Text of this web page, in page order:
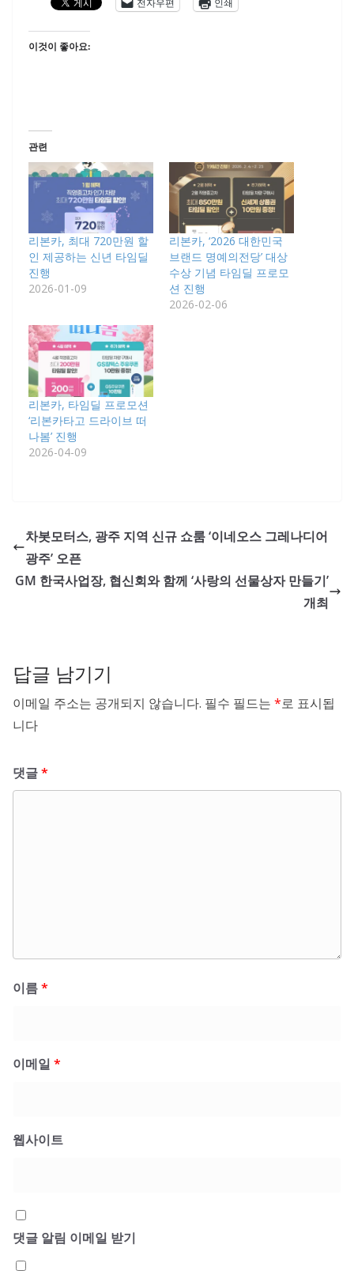
전자우편 인쇄
이것이 좋아요:
관련
리본카, 최대 720만원 할
인 제공하는 신년 타임딜
진행
2026-01-09
리본카, ‘2026 대한민국
브랜드 명예의전당’ 대상
수상 기념 타임딜 프로모
션 진행
2026-02-06
리본카, 타임딜 프로모션
‘리본카타고 드라이브 떠
나봄’ 진행
2026-04-09
차봇모터스, 광주 지역 신규 쇼룸 ‘이네오스 그레나디어
광주’ 오픈
GM 한국사업장, 협신회와 함께 ‘사랑의 선물상자 만들기’
개최
답글 남기기
이메일 주소는 공개되지 않습니다. 필수 필드는 *로 표시됩
니다
댓글*
이름*
이메일 *
웹사이트
댓글 알림 이메일 받기